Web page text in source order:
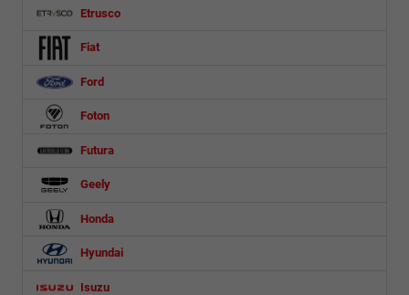
Etrusco
Fiat
Ford
Foton
Futura
Geely
Honda
Hyundai
Isuzu